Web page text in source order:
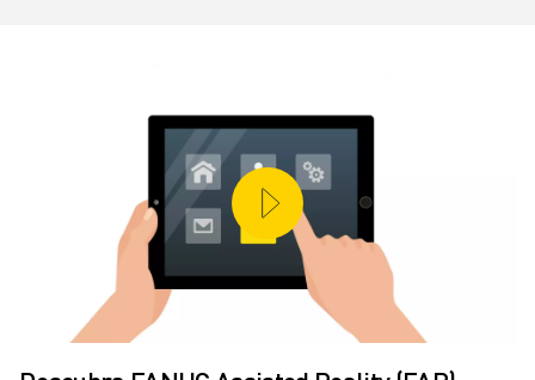
WORLDSKILLS Y JÓVENES TALENTOS
NOTICIAS Y MEDIOS DE COMUNICACIÓN
NOTICIAS Y MEDIOS DE COMUNICACIÓN
EVENTOS EDUCATIVOS
SOBRE FANUC